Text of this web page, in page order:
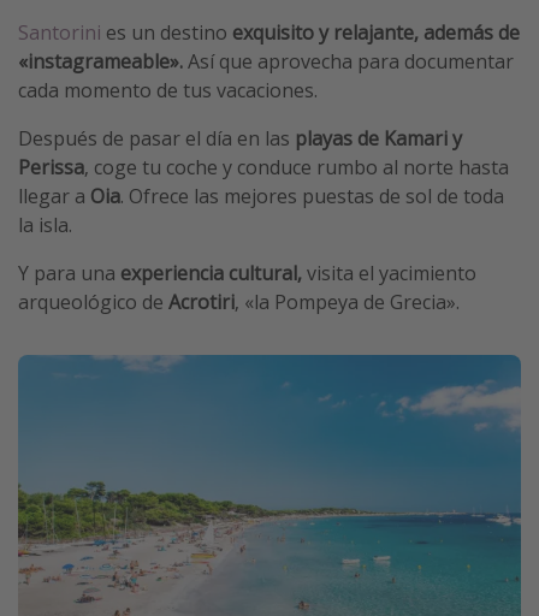
Santorini es un destino exquisito y relajante, además de
«instagrameable».Así que aprovecha para documentar
cada momento de tus vacaciones.
Después de pasar el día en las playas de Kamari y
Perissa, coge tu coche y conduce rumbo al norte hasta
llegar a Oia. Ofrece las mejores puestas de sol de toda
la isla.
Y para una experiencia cultural, visita el yacimiento
arqueológico de Acrotiri, «la Pompeya de Grecia».